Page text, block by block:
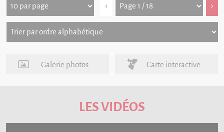
‹ ›
Galerie photos Carte interactive
LES VIDÉOS